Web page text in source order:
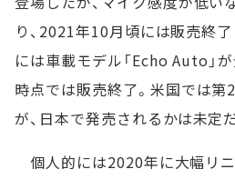
り、2021年10月頃には販売終
には車載モデル「Echo Auto」
時点では販売終了。米国では
が、日本で発売されるかは未定だ
個人的には2020年に大幅リ